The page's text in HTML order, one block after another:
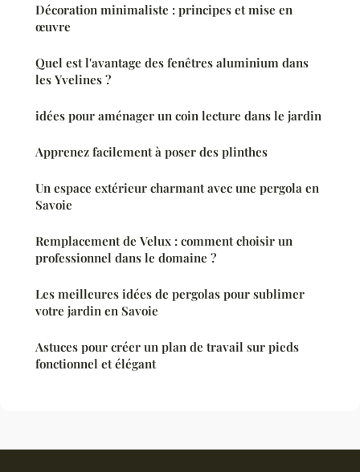
Décoration minimaliste : principes et mise en
œuvre
Quel est l'avantage des fenêtres aluminium dans
les Yvelines ?
idées pour aménager un coin lecture dans le jardin
Apprenez facilement à poser des plinthes
Un espace extérieur charmant avec une pergola en
Savoie
Remplacement de Velux : comment choisir un
professionnel dans le domaine ?
Les meilleures idées de pergolas pour sublimer
votre jardin en Savoie
Astuces pour créer un plan de travail sur pieds
fonctionnel et élégant